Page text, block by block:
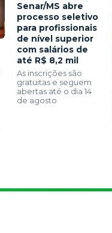
Senar/MS abre
processo seletivo
para profissionais
de nível superior
com salários de
até R$ 8,2 mil
As inscrições são
gratuitas e seguem
abertas até o dia 14
de agosto